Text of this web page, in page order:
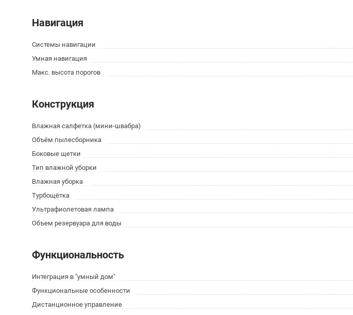
Навигация
Системы навигации
Умная навигация
Макс. высота порогов
Конструкция
Влажная салфетка (мини-швабра)
Объём пылесборника
Боковые щетки
Тип влажной уборки
Влажная уборка
Турбощётка
Ультрафиолетовая лампа
Объем резервуара для воды
Функциональность
Интеграция в "умный дом"
Функциональные особенности
Дистанционное управление